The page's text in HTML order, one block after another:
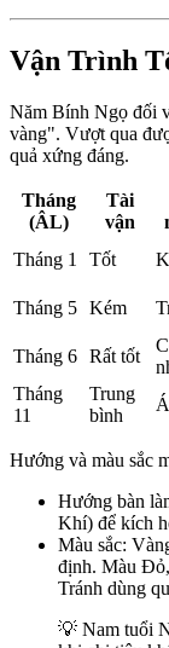
Vận Trình
Năm Bính Ngọ đối
vàng". Vượt qua
quả xứng đáng.
Tháng
(ÂL)
Tài
vận
Tháng 1 Tốt
Tháng 5 Kém
Tháng 6 Rất tốt
Tháng
11
Trung
bình
Hướng và màu sắc
Hướng bàn
Khí) để kích
Màu sắc:
định. Màu
Tránh dùng
💡 Nam tuổi